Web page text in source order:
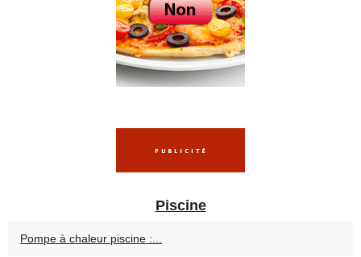
Piscine
Pompe à chaleur piscine :...